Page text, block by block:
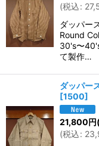
(税込:
ダッパー
Round
30's〜
て製作…
ダッパー
[1500]
21,800円
(税込: